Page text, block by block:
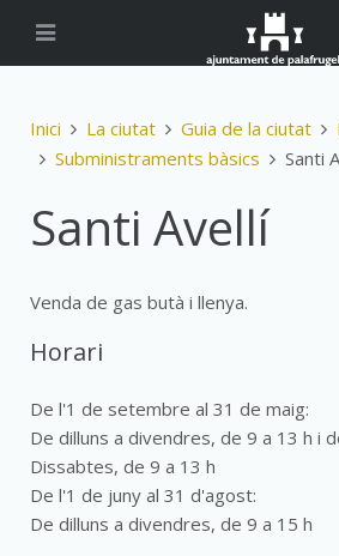
Inici La ciutat Guia de la ciutat
Subministraments bàsics
Santi
Santi Avellí
Venda de gas butà i llenya.
Horari
De l'1 de setembre al 31 de maig:
De dilluns a divendres, de 9 a 13 h i
Dissabtes, de 9 a 13 h
De l'1 de juny al 31 d'agost:
De dilluns a divendres, de 9 a 15 h